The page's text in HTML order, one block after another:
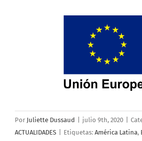
Por Juliette Dussaud julio 9th, 2020
ACTUALIDADES
Etiquetas: América Latina,